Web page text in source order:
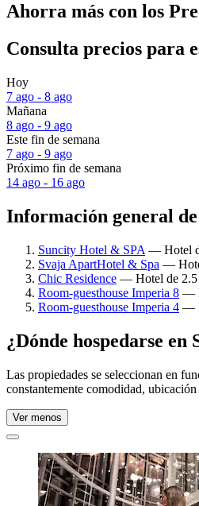
Ahorra más con los
Consulta precios para
Hoy
7 ago - 8 ago
Mañana
8 ago - 9 ago
Este fin de semana
7 ago - 9 ago
Próximo fin de semana
14 ago - 16 ago
Información general de
Suncity Hotel & SPA — Hotel
Svaja ApartHotel & Spa —
Chic Residence — Hotel de 2.5
Room-guesthouse Imperia 8 —
Room-guesthouse Imperia 4 —
¿Dónde hospedarse en
Las propiedades se seleccionan en
constantemente comodidad,
Ver menos